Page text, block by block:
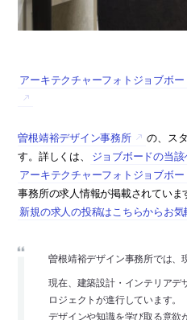
アーキテクチャーフォトジョブボ
曽根靖裕デザイン事務所
の、ス
す。詳しくは、
ジョブボードの当該
アーキテクチャーフォトジョブボー
事務所の求人情報が掲載されていま
新規の求人の投稿はこちらからお
曽根靖裕デザイン事務所では、
現在、建築設計・インテリアデ
ロジェクトが進行しています。
デザインや知識を学び取る意欲